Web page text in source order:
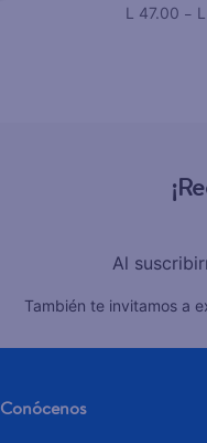
L 47.00 –
Al
También te invitamos a
Conócenos